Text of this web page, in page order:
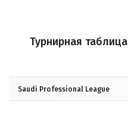
Турнирная таблица
Saudi Professional League